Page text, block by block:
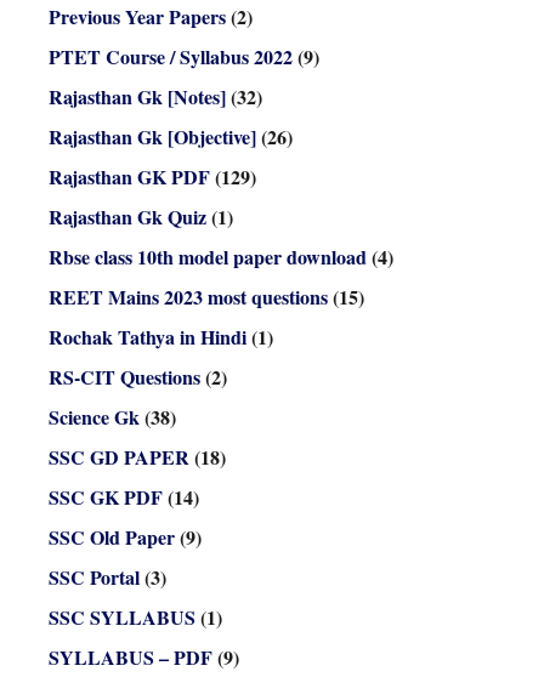
Previous Year Papers(2)
PTET Course / Syllabus 2022(9)
Rajasthan Gk [Notes](32)
Rajasthan Gk [Objective](26)
Rajasthan GK PDF(129)
Rajasthan Gk Quiz(1)
Rbse class 10th model paper download(4)
REET Mains 2023 most questions(15)
Rochak Tathya in Hindi(1)
RS-CIT Questions(2)
Science Gk(38)
SSC GD PAPER(18)
SSC GK PDF(14)
SSC Old Paper(9)
SSC Portal(3)
SSC SYLLABUS (1)
SYLLABUS – PDF(9)